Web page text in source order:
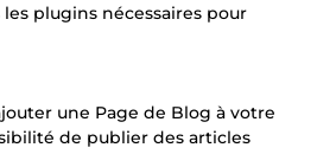
plugins nécessaires pour
une Page de Blog à votre
de publier des articles